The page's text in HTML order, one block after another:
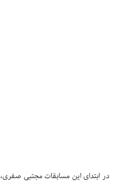
در ابتدای این مسابقات مجتبی